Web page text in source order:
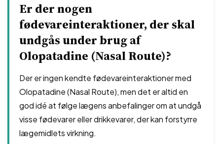
Er der nogen
fødevareinteraktioner, der skal
undgås under brug af
Olopatadine (Nasal Route)?
Der er ingen kendte fødevareinteraktioner med
Olopatadine (Nasal Route), men det er altid en
god idé at følge lægens anbefalinger om at undgå
visse fødevarer eller drikkevarer, der kan forstyrre
lægemidlets virkning.